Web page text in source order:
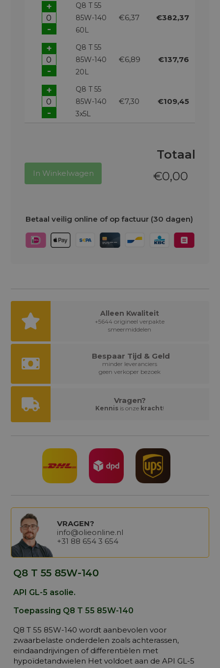
-
+
Q8 T 55
85W-140
60L
€6,37 €382,37
-
+
Q8 T 55
85W-140
20L
€6,89 €137,76
-
+
Q8 T 55
85W-140
3x5L
€7,30 €109,45
Totaal
€0,00
In Winkelwagen
Betaal veilig online of op factuur (30 dagen)
Alleen Kwaliteit
+5644 origineel verpakte
smeermiddelen
Bespaar Tijd & Geld
minder leveranciers
geen verkoper bezoek
Vragen?
Kennis is onze kracht!
VRAGEN?
info@olieonline.nl
+31 88 654 3 654
Q8 T 55 85W-140
API GL-5 asolie.
Toepassing Q8 T 55 85W-140
Q8 T 55 85W-140 wordt aanbevolen voor
zwaarbelaste onderdelen zoals achterassen,
eindaandrijvingen of differentiëlen met
hypoïdetandwielen Het voldoet aan de API GL-5